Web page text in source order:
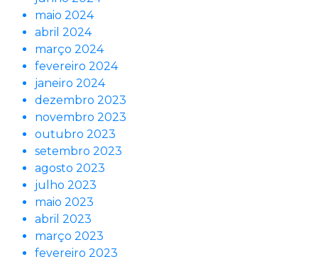
maio 2024
abril 2024
março 2024
fevereiro 2024
janeiro 2024
dezembro 2023
novembro 2023
outubro 2023
setembro 2023
agosto 2023
julho 2023
maio 2023
abril 2023
março 2023
fevereiro 2023